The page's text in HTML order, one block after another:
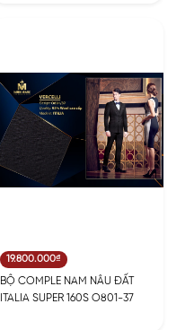
19.800.000₫
BỘ COMPLE NAM NÂU ĐẤT
ITALIA SUPER 160S O801-37